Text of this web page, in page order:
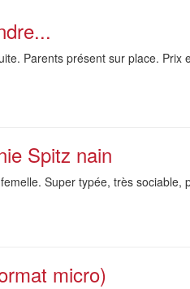
Parents présent sur place.
Spitz nain
Super typée, très
micro)